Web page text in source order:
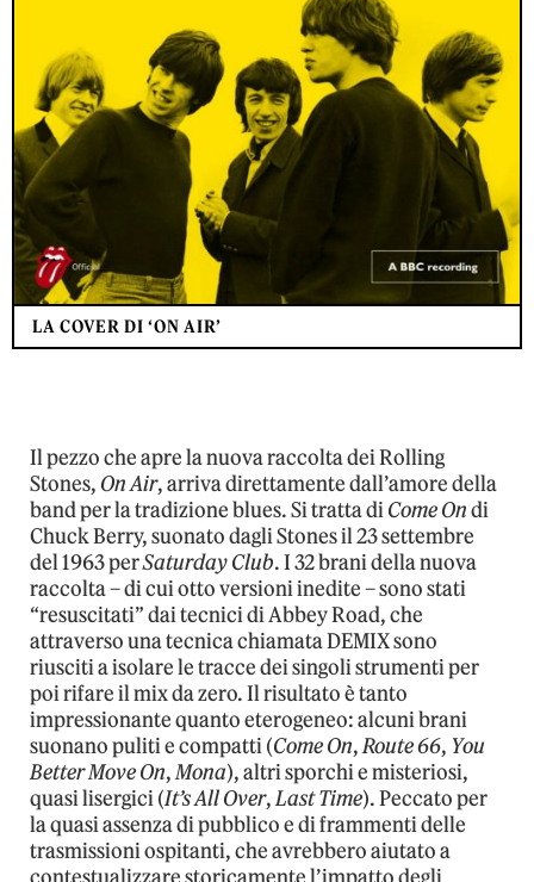
LA COVER DI ‘ON AIR’
Il pezzo che apre la nuova raccolta dei Rolling
Stones, On Air, arriva direttamente dall’amore della
band per la tradizione blues. Si tratta diCome Ondi
Chuck Berry, suonato dagli Stones il 23 settembre
del 1963 perSaturday Club. I 32 brani della nuova
raccolta – di cui otto versioni inedite – sono stati
“resuscitati” dai tecnici di Abbey Road, che
attraverso una tecnica chiamata DEMIX sono
riusciti a isolare le tracce dei singoli strumenti per
poi rifare il mix da zero. Il risultato è tanto
impressionante quanto eterogeneo: alcuni brani
suonano puliti e compatti (Come On,Route 66, You
Better Move On,Mona), altri sporchi e misteriosi,
quasi lisergici (It’s All Over,Last Time). Peccato per
la quasi assenza di pubblico e di frammenti delle
trasmissioni ospitanti, che avrebbero aiutato a